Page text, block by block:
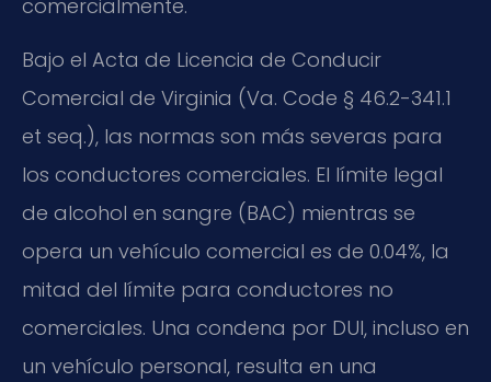
comercialmente.
Bajo el Acta de Licencia de Conducir
Comercial de Virginia (Va. Code § 46.2-341.1
et seq.), las normas son más severas para
los conductores comerciales. El límite legal
de alcohol en sangre (BAC) mientras se
opera un vehículo comercial es de 0.04%, la
mitad del límite para conductores no
comerciales. Una condena por DUI, incluso en
un vehículo personal, resulta en una